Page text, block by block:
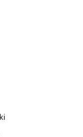
czcionkęrozmiar czcionki